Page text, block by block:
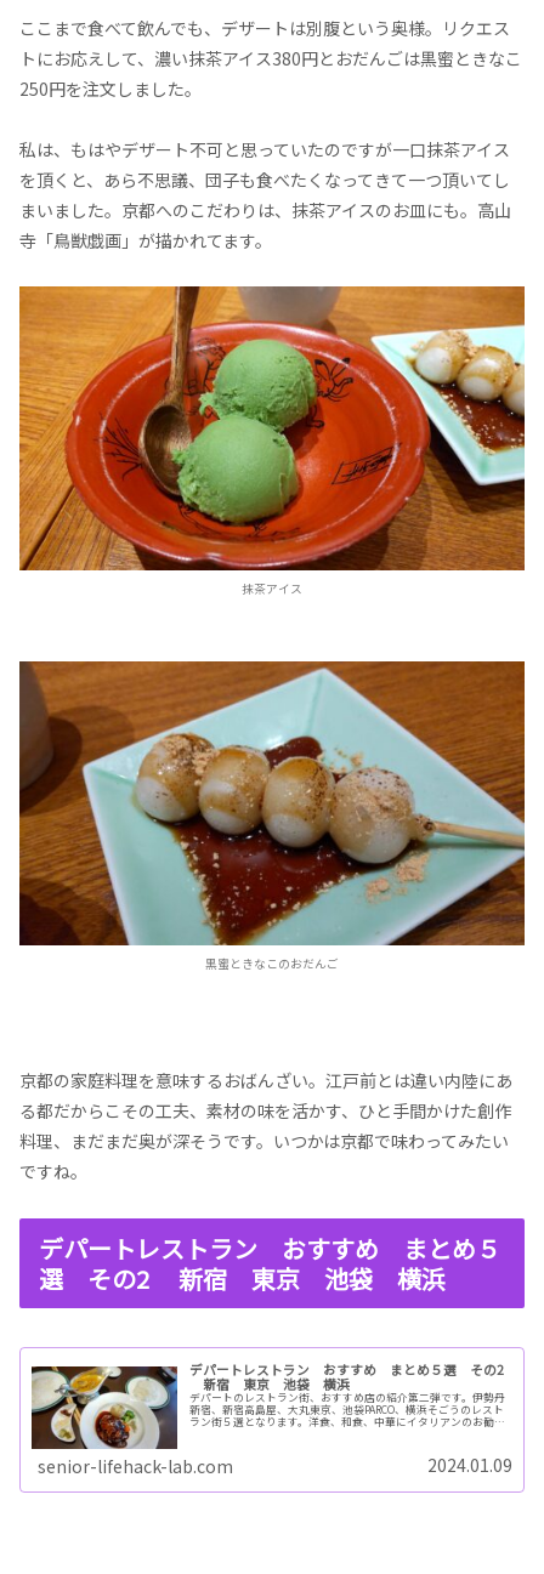
ここまで食べて飲んでも、デザートは別腹という奥様。リクエス
トにお応えして、濃い抹茶アイス380円とおだんごは黒蜜ときなこ
250円を注文しました。
私は、もはやデザート不可と思っていたのですが一口抹茶アイス
を頂くと、あら不思議、団子も食べたくなってきて一つ頂いてし
まいました。京都へのこだわりは、抹茶アイスのお皿にも。高山
寺「鳥獣戯画」が描かれてます。
抹茶アイス
黒蜜ときなこのおだんご
京都の家庭料理を意味するおばんざい。江戸前とは違い内陸にあ
る都だからこその工夫、素材の味を活かす、ひと手間かけた創作
料理、まだまだ奥が深そうです。いつかは京都で味わってみたい
ですね。
デパートレストラン おすすめ まとめ５
選 その2 新宿 東京 池袋 横浜
デパートレストラン おすすめ まとめ５選 その2
新宿 東京 池袋 横浜
デパートのレストラン街、おすすめ店の紹介第二弾です。伊勢丹
新宿、新宿高島屋、大丸東京、池袋PARCO、横浜そごうのレスト
ラン街５選となります。洋食、和食、中華にイタリアンのお勧め
senior-lifehack-lab.com 2024.01.09